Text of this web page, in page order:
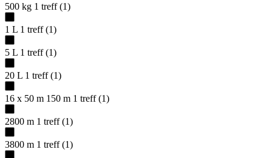
500 kg 1 treff (1)
1 L 1 treff (1)
5 L 1 treff (1)
20 L 1 treff (1)
16 x 50 m 150 m 1 treff (1)
2800 m 1 treff (1)
3800 m 1 treff (1)